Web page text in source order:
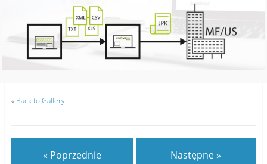
« Back to Gallery
« Poprzednie Następne »